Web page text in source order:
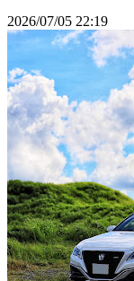
2026/07/05 22:19